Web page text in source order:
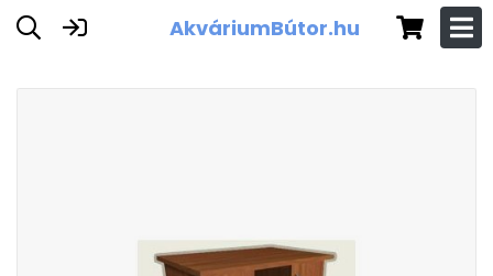
AkváriumBútor.hu